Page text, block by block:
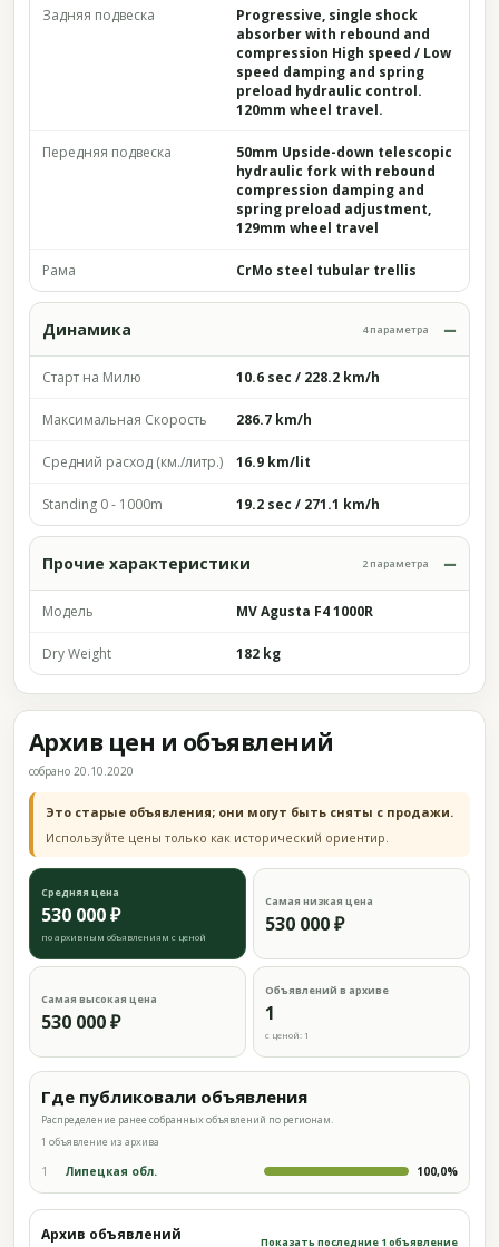
Задняя подвеска
Progressive, single shock
absorber with rebound and
compression High speed / Low
speed damping and spring
preload hydraulic control.
120mm wheel travel.
Передняя подвеска
50mm Upside-down telescopic
hydraulic fork with rebound
compression damping and
spring preload adjustment,
129mm wheel travel
Рама CrMo steel tubular trellis
Динамика 4 параметра
Старт на Милю 10.6 sec / 228.2 km/h
Максимальная Скорость 286.7 km/h
Средний расход (км./литр.) 16.9 km/lit
Standing 0 - 1000m 19.2 sec / 271.1 km/h
Прочие характеристики 2 параметра
Модель MV Agusta F4 1000R
Dry Weight 182 kg
Архив цен и объявлений
собрано 20.10.2020
Это старые объявления; они могут быть сняты с продажи.
Используйте цены только как исторический ориентир.
Средняя цена
530 000 ₽
по архивным объявлениям с ценой
Самая низкая цена
530 000 ₽
Самая высокая цена
530 000 ₽
Объявлений в архиве
1
с ценой: 1
Где публиковали объявления
Распределение ранее собранных объявлений по регионам.
1 объявление из архива
1 Липецкая обл. 100,0%
Архив объявлений Показать последние 1 объявление